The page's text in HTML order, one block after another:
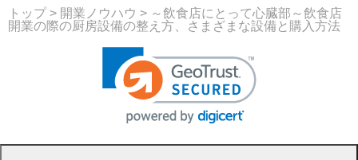
トップ> 開業ノウハウ > ～飲食店にとって心臓部～飲食店
開業の際の厨房設備の整え方、さまざまな設備と購入方法